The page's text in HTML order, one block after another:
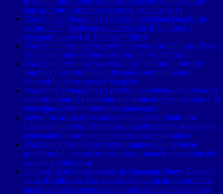
para pacientes con cáncer de mama este viernes 14
Vía (Banca y Negocios | Agencias) Continúan jornadas de
recuperación | Gobierno actualizó cifra de fallecidos y
desaparecidos en Las Tejerías (+Video)
Vía (Red de Medios | Agencias) Covers y fusión: Luna Blues
Band veinte años de buen blues hecho en Venezuela
Vía (Red de Medios | Agencias) Los “Informa2” Beverly
Bracho y Carlos Romero visitaron la sede del Centro
Venezolano Americano de Margarita
Vía (Banca y Negocios | Agencias) Las últimas dos semanas |
Venezuela suma 18 fallecidos por las lluvias y se registran 120
municipios afectados informan autoridades
Debate en las Redes Sociales sobre Gestión Pública en
Carabobo: Octavio Táriba respalda al Presidente Maduro y al
gobernador Lacava por el «proceso descentralizador»
Vía (Red de Medios | Agencias) Empresas que generan
acción social | Intylact realizó «lives» sobre la prevención del
suicidio y el mes rosa
En Costa Azul (Porlamar) isla de Margarita (Nueva Esparta) |
En las Residencias Islas del Rey: Alquila la mejor opción en
apartamentos vacacionales equipados para vivir como reyes